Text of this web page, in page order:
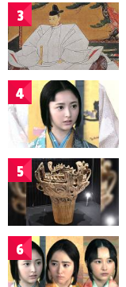
3
4
5
6